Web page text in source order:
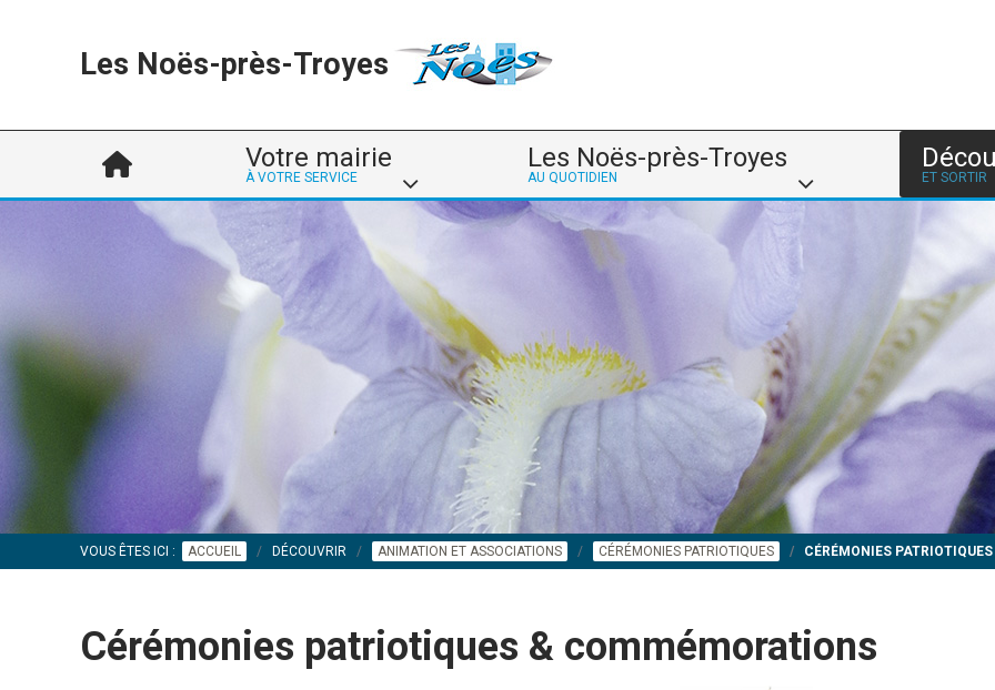
Les Noës-près-Troyes
Votre mairie
À VOTRE SERVICE
Les Noës-près-Troyes
AU QUOTIDIEN ET SORTIR
VOUS ÊTES ICI : ACCUEIL DÉCOUVRIR ANIMATION ET ASSOCIATIONS CÉRÉMONIES PATRIOTIQUES CÉRÉMONIES
Cérémonies patriotiques & commémorations